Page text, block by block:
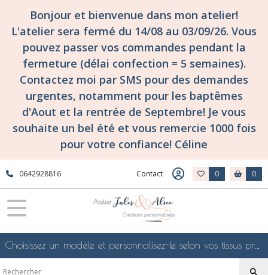
Bonjour et bienvenue dans mon atelier!
L'atelier sera fermé du 14/08 au 03/09/26. Vous
pouvez passer vos commandes pendant la
fermeture (délai confection = 5 semaines).
Contactez moi par SMS pour des demandes
urgentes, notamment pour les baptêmes
d'Aout et la rentrée de Septembre! Je vous
souhaite un bel été et vous remercie 1000 fois
pour votre confiance! Céline
0642928816 Contact 0 0
Choisissez un modèle et personnalisez-le selon vos tissus préférés de mes collections en ligne, je le confectionnerai selon vos souhaits